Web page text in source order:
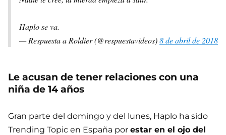
Haplo se va.
— Respuesta a Roldier (@respuestavideos)8 de abril de 2018
Le acusan de tener relaciones con una
niña de 14 años
Gran parte del domingo y del lunes, Haplo ha sido
Trending Topic en España por estar en el ojo del